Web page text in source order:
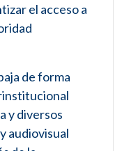
el acceso a
de forma
y diversos
audiovisual